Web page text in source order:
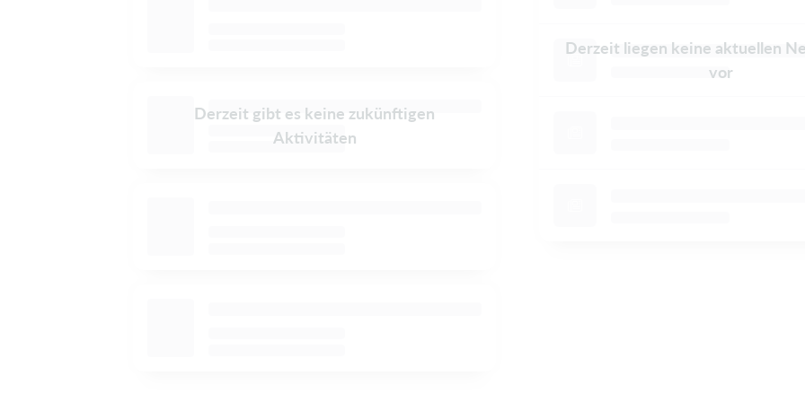
Derzeit gibt es keine zukünftigen
Aktivitäten
Derzeit liegen keine aktuellen
vor